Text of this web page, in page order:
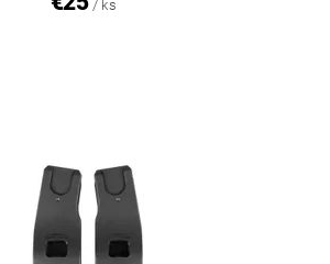
/ ks